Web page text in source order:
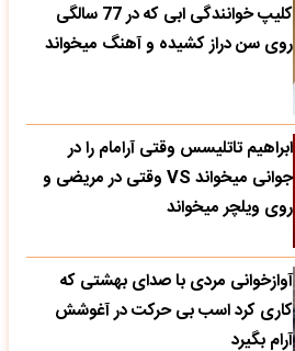
کلیپ خوانندگی ابی که در 77 سالگی
روی سن دراز کشیده و آهنگ میخواند
ابراهیم تاتلیسس وقتی آرامام را در
جوانی میخواند VS وقتی در مریضی و
روی ویلچر میخواند
آوازخوانی مردی با صدای بهشتی که
کاری کرد اسب بی حرکت در آغوشش
آرام بگیرد